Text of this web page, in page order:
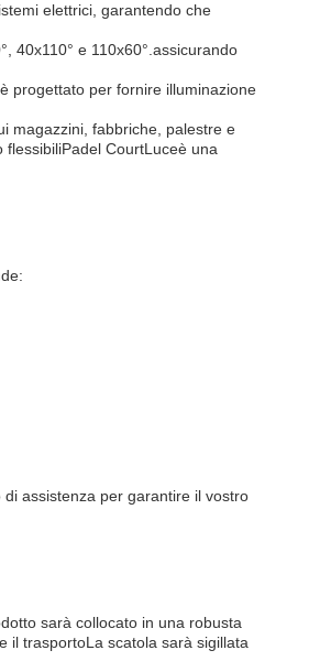
elettrici, garantendo che
40x110° e 110x60°.assicurando
è progettato per fornire illuminazione
magazzini, fabbriche, palestre e
flessibiliPadel CourtLuceè una
assistenza per garantire il vostro
sarà collocato in una robusta
il trasportoLa scatola sarà sigillata